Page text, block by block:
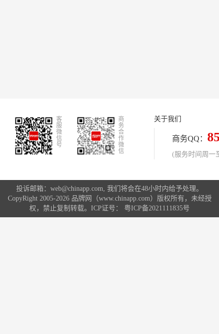
客
服
微
信
号
商
务
合
作
微
信
关于我们
商务QQ：
(服务时间周一
投诉邮箱：web@chinapp.com, 我们将会在48小时内给予处理。
CopyRight 2005-2026 品牌网（www.chinapp.com）版权所有，未经授
权，禁止复制转载。ICP证号： 粤ICP备2021111835号